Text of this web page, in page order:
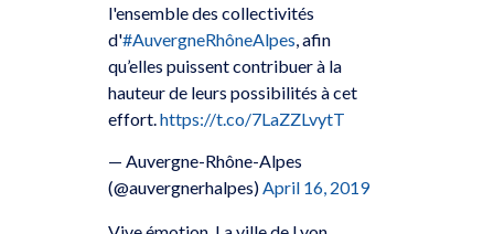
l'ensemble des collectivités
d'#AuvergneRhôneAlpes , afin
qu’elles puissent contribuer à la
hauteur de leurs possibilités à cet
effort. https://t.co/7LaZZLvytT
— Auvergne-Rhône-Alpes
(@auvergnerhalpes)April 16, 2019